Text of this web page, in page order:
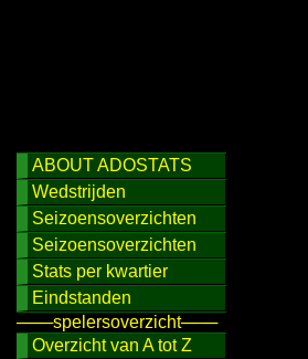
ABOUT ADOSTATS
Wedstrijden
Seizoensoverzichten
Seizoensoverzichten
Stats per kwartier
Eindstanden
───spelersoverzicht───
Overzicht van A tot Z